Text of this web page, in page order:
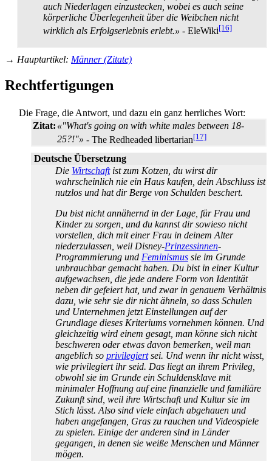
auch Niederlagen einzustecken, wobei es auch seine
körperliche Überlegenheit über die Weibchen nicht
wirklich als Erfolgserlebnis erlebt.» - EleWiki[16]
→ Hauptartikel: Männer (Zitate)
Rechtfertigungen
Die Frage, die Antwort, und dazu ein ganz herrliches Wort:
Zitat: «"What's going on with white males between 18-
25?!"» - The Redheaded libertarian[17]
Deutsche Übersetzung
Die Wirtschaftist zum Kotzen, du wirst dir
wahrscheinlich nie ein Haus kaufen, dein Abschluss ist
nutzlos und hat dir Berge von Schulden beschert.
Du bist nicht annähernd in der Lage, für Frau und
Kinder zu sorgen, und du kannst dir sowieso nicht
vorstellen, dich mit einer Frau in deinem Alter
niederzulassen, weil Disney-Prinzessinnen-
Programmierung und Feminismus sie im Grunde
unbrauchbar gemacht haben. Du bist in einer Kultur
aufgewachsen, die jede andere Form von Identität
neben dir gefeiert hat, und zwar in genauem Verhältnis
dazu, wie sehr sie dir nicht ähneln, so dass Schulen
und Unternehmen jetzt Einstellungen auf der
Grundlage dieses Kriteriums vornehmen können. Und
gleichzeitig wird einem gesagt, man könne sich nicht
beschweren oder etwas davon bemerken, weil man
angeblich so privilegiertsei. Und wenn ihr nicht wisst,
wie privilegiert ihr seid. Das liegt an ihrem Privileg,
obwohl sie im Grunde ein Schuldensklave mit
minimaler Hoffnung auf eine finanzielle und familiäre
Zukunft sind, weil ihre Wirtschaft und Kultur sie im
Stich lässt. Also sind viele einfach abgehauen und
haben angefangen, Gras zu rauchen und Videospiele
zu spielen. Einige der anderen sind in Länder
gegangen, in denen sie weiße Menschen und Männer
mögen.